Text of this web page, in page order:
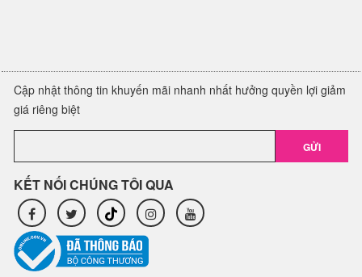
Cập nhật thông tin khuyến mãi nhanh nhất hưởng quyền lợi giảm
giá riêng biệt
GỬI
KẾT NỐI CHÚNG TÔI QUA